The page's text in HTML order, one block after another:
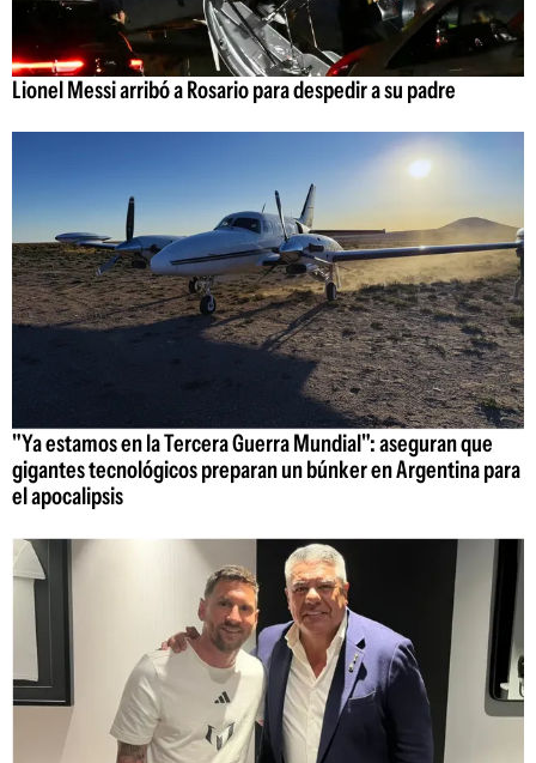
Lionel Messi arribó a Rosario para despedir a su padre
"Ya estamos en la Tercera Guerra Mundial": aseguran que
gigantes tecnológicos preparan un búnker en Argentina para
el apocalipsis